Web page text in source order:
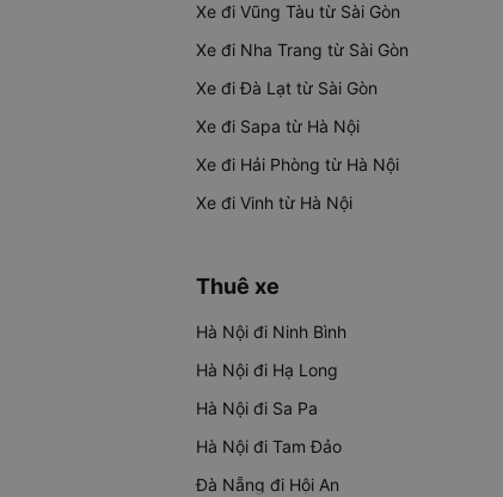
Xe đi Vũng Tàu từ Sài Gòn
Xe đi Nha Trang từ Sài Gòn
Xe đi Đà Lạt từ Sài Gòn
Xe đi Sapa từ Hà Nội
Xe đi Hải Phòng từ Hà Nội
Xe đi Vinh từ Hà Nội
Thuê xe
Hà Nội đi Ninh Bình
Hà Nội đi Hạ Long
Hà Nội đi Sa Pa
Hà Nội đi Tam Đảo
Đà Nẵng đi Hội An